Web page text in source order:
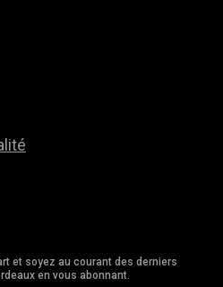
et soyez au courant des derniers
en vous abonnant.